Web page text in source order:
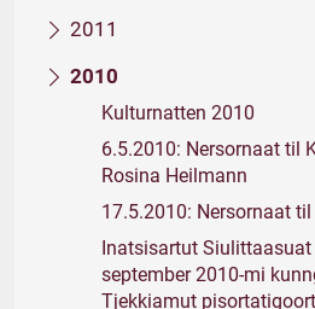
2011
2010
Kulturnatten 2010
6.5.2010: Nersornaat til
Rosina Heilmann
17.5.2010: Nersornaat
Inatsisartut
september 2010-mi
Tjekkiamut